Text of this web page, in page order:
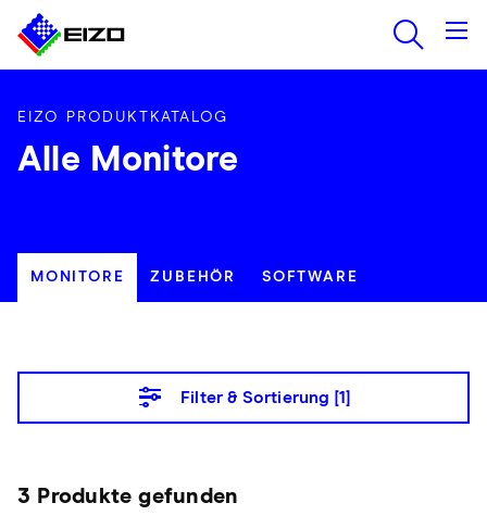
EIZO PRODUKTKATALOG
Alle Monitore
MONITORE ZUBEHÖR SOFTWARE
Filter & Sortierung [1]
3 Produkte gefunden